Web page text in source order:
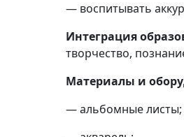
— воспитывать
Интеграция
творчество,
Материалы и
— альбомные листы;